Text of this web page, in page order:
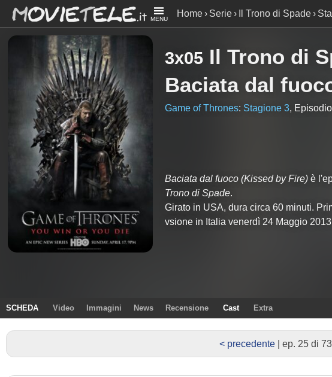
MENU
Home Serie Il Trono di Spade
3x05 Il Trono di
Baciata dal
Game of Thrones: Stagione 3,
Baciata dal fuoco (Kissed by Fire)è
Trono di Spade.
Girato in USA, dura circa 60 minuti.
vsione in Italia venerdì 24 Maggio
SCHEDA Video Immagini News Recensione Cast Extra
< precedente | ep. 25 di 73